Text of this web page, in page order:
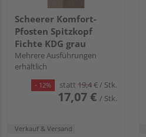
Scheerer Komfort-
Pfosten Spitzkopf
Fichte KDG grau
Mehrere Ausführungen
erhältlich
- 12% statt 19,4€/ Stk.
17,07 € / Stk.
Verkauf & Versand